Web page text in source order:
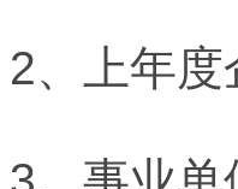
2、上年